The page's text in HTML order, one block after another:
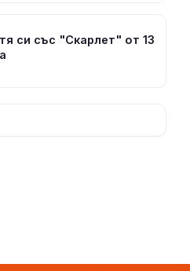
си със "Скарлет" от 13